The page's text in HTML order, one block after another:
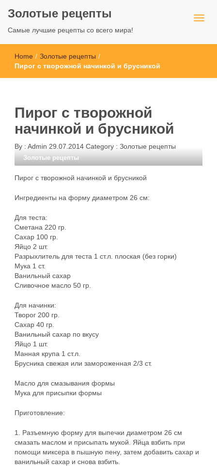
Золотые рецепты
Самые лучшие рецепты со всего мира!
Home / Золотые рецепты /
Пирог с творожной начинкой и брусникой
Пирог с творожной
начинкой и брусникой
By : Admin 29.07.2014 Category : Золотые рецепты
Золотые рецепты
Пирог с творожной начинкой и брусникой
Ингредиенты на форму диаметром 26 см:
Для теста:
Сметана 220 гр.
Сахар 100 гр.
Яйцо 2 шт.
Разрыхлитель для теста 1 ст.л. плоская (без горки)
Мука 1 ст.
Ванильный сахар
Сливочное масло 50 гр.
Для начинки:
Творог 200 гр.
Сахар 40 гр.
Ванильный сахар по вкусу
Яйцо 1 шт.
Манная крупа 1 ст.л.
Брусника свежая или замороженная 2/3 ст.
Масло для смазывания формы
Мука для присыпки формы
Приготовление:
1. Разъемную форму для выпечки диаметром 26 см
смазать маслом и присыпать мукой. Яйца взбить при
помощи миксера в пышную пену, затем добавить сахар и
ванильный сахар и снова взбить.